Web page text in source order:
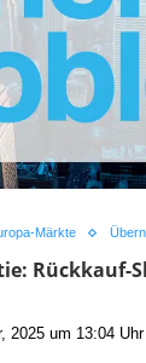
Märkte
Rückkauf-
2025 um 13:04 Uhr